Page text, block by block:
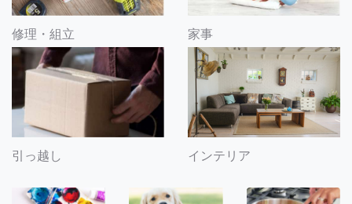
修理・組立 家事
引っ越し インテリア